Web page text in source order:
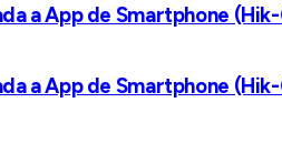
a App de Smartphone
a App de Smartphone